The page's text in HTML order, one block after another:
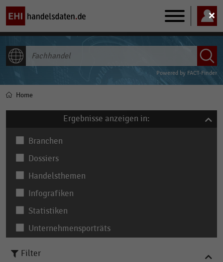
Main
navigation
Powered by FACT-Finder
Pfadnavigation
Home
Ergebnisse anzeigen in:
Branchen
Dossiers
Handelsthemen
Infografiken
Statistiken
Unternehmensporträts
Filter